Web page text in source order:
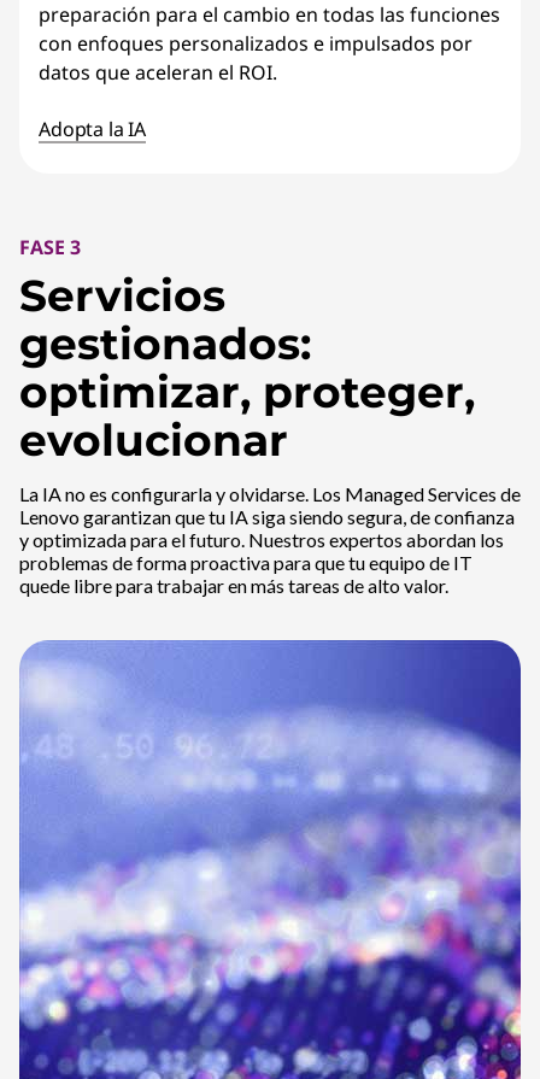
preparación para el cambio en todas las funciones
con enfoques personalizados e impulsados por
datos que aceleran el ROI.
Adopta la IA
FASE 3
Servicios
gestionados:
optimizar, proteger,
evolucionar
La IA no es configurarla y olvidarse. Los Managed Services de
Lenovo garantizan que tu IA siga siendo segura, de confianza
y optimizada para el futuro. Nuestros expertos abordan los
problemas de forma proactiva para que tu equipo de IT
quede libre para trabajar en más tareas de alto valor.